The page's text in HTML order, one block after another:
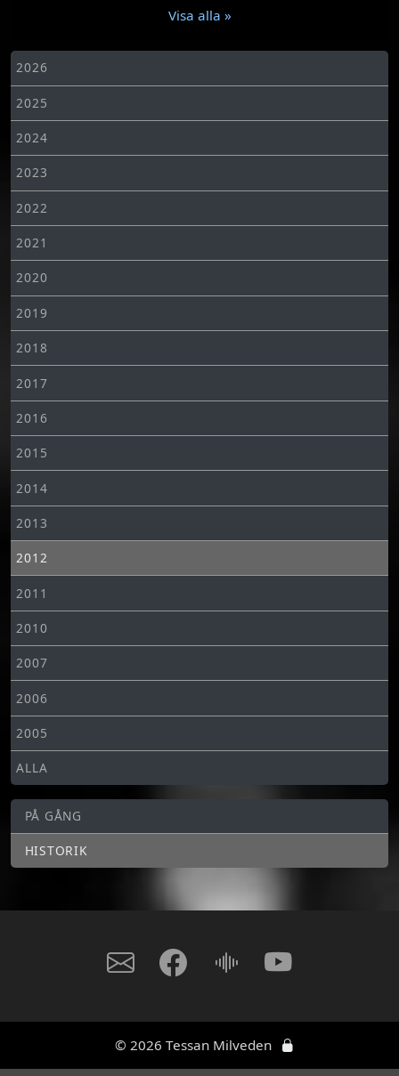
Visa alla »
2026
2025
2024
2023
2022
2021
2020
2019
2018
2017
2016
2015
2014
2013
2012
2011
2010
2007
2006
2005
ALLA
PÅ GÅNG
HISTORIK
© 2026 Tessan Milveden